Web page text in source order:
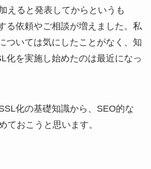
えると発表してからというも
る依頼やご相談が増えました。私
ついては気にしたことがなく、知
化を実施し始めたのは最近になっ
化の基礎知識から、SEO的な
ておこうと思います。